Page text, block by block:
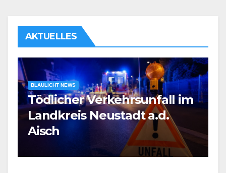
AKTUELLES
BLAULICHT NEWS
Tödlicher Verkehrsunfall im
Landkreis Neustadt a.d.
Aisch